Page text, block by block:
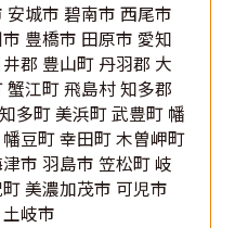
城市 碧南市 西尾市
豊橋市 田原市 愛知
郡 豊山町 丹羽郡 大
江町 飛島村 知多郡
多町 美浜町 武豊町 幡
豆町 幸田町 木曽岬町
市 羽島市 笠松町 岐
美濃加茂市 可児市
岐市